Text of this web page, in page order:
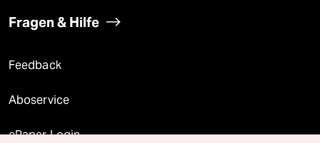
Fragen & Hilfe
Feedback
Aboservice
ePaper Login